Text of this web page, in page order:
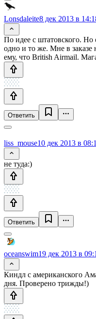
Lonsdaleite8 дек 2013 в
По идее с штатовского. Но
одно и то же. Мне в заказе
ему, что British Airmail.
Ответить
liss_mouse10 дек 2013 в
не туда:)
Ответить
oceanswim19 дек 2013 в
Киндл с американского
дня. Проверено трижды!)